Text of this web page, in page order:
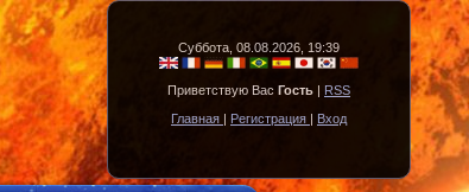
Суббота, 08.08.2026, 19:39
Приветствую Вас Гость | RSS
Главная | Регистрация | Вход